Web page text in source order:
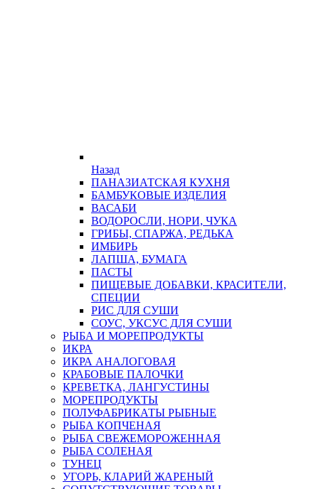
Назад
ПАНАЗИАТСКАЯ КУХНЯ
БАМБУКОВЫЕ ИЗДЕЛИЯ
ВАСАБИ
ВОДОРОСЛИ, НОРИ, ЧУКА
ГРИБЫ, СПАРЖА, РЕДЬКА
ИМБИРЬ
ЛАПША, БУМАГА
ПАСТЫ
ПИЩЕВЫЕ ДОБАВКИ, КРАСИТЕЛИ,
СПЕЦИИ
РИС ДЛЯ СУШИ
СОУС, УКСУС ДЛЯ СУШИ
РЫБА И МОРЕПРОДУКТЫ
ИКРА
ИКРА АНАЛОГОВАЯ
КРАБОВЫЕ ПАЛОЧКИ
КРЕВЕТКА, ЛАНГУСТИНЫ
МОРЕПРОДУКТЫ
ПОЛУФАБРИКАТЫ РЫБНЫЕ
РЫБА КОПЧЕНАЯ
РЫБА СВЕЖЕМОРОЖЕННАЯ
РЫБА СОЛЕНАЯ
ТУНЕЦ
УГОРЬ, КЛАРИЙ ЖАРЕНЫЙ